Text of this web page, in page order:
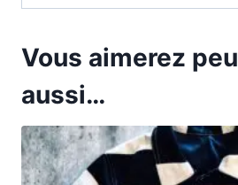
Vous aimerez
aussi…